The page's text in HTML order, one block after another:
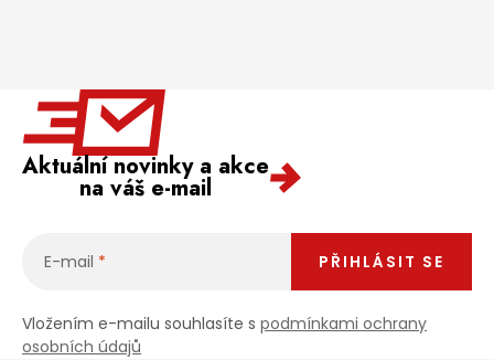
Aktuální novinky a akce
na váš e-mail
E-mail
Vložením e-mailu souhlasíte s podmínkami ochrany
osobních údajů
PŘIHLÁSIT SE